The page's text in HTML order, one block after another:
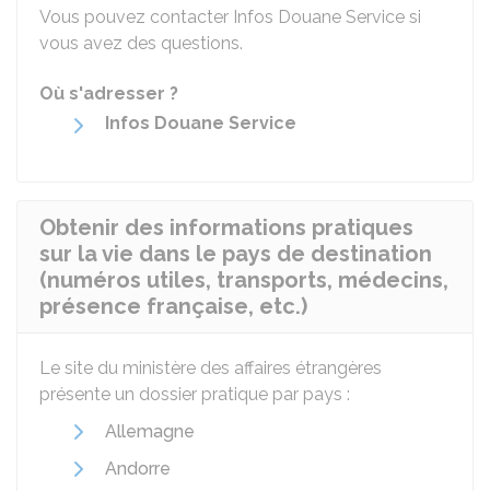
Vous pouvez contacter Infos Douane Service si
vous avez des questions.
Où s'adresser ?
Infos Douane Service
Obtenir des informations pratiques
sur la vie dans le pays de destination
(numéros utiles, transports, médecins,
présence française, etc.)
Le site du ministère des affaires étrangères
présente un dossier pratique par pays :
Allemagne
Andorre